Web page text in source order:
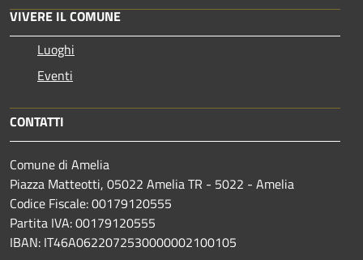
VIVERE IL COMUNE
Luoghi
Eventi
CONTATTI
Comune di Amelia
Piazza Matteotti, 05022 Amelia TR - 5022 - Amelia
Codice Fiscale: 00179120555
Partita IVA: 00179120555
IBAN: IT46A0622072530000002100105